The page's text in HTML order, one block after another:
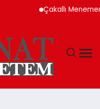
Çakallı Menemeni